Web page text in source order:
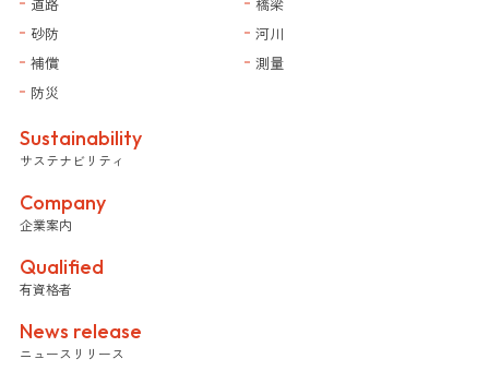
砂防
河川
補償
測量
防災
Sustainability
サステナビリティ
Company
企業案内
Qualified
有資格者
News release
ニュースリリース